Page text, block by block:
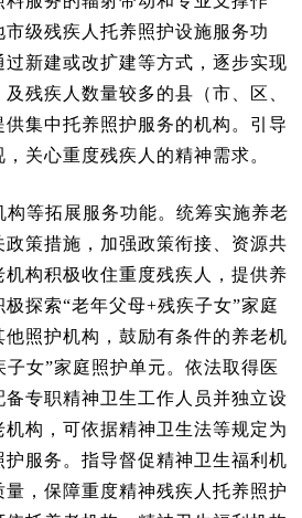
级残疾人托养照护设施服务功
新建或改扩建等方式，逐步实现
残疾人数量较多的县（市、区、
集中托养照护服务的机构。引导
关心重度残疾人的精神需求。
等拓展服务功能。统筹实施养老
政策措施，加强政策衔接、资源共
构积极收住重度残疾人，提供养
探索“老年父母+残疾子女”家庭
照护机构，鼓励有条件的养老机
女”家庭照护单元。依法取得医
专职精神卫生工作人员并独立设
构，可依据精神卫生法等规定为
服务。指导督促精神卫生福利机
，保障重度精神残疾人托养照护